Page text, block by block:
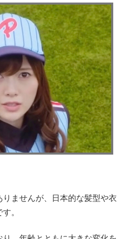
ませんが、日本的な髪型や衣
。